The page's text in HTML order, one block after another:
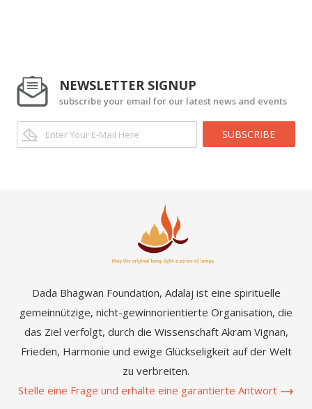
NEWSLETTER SIGNUP
subscribe your email for our latest news and events
SUBSCRIBE
Dada Bhagwan Foundation, Adalaj ist eine spirituelle
gemeinnützige, nicht-gewinnorientierte Organisation, die
das Ziel verfolgt, durch die Wissenschaft Akram Vignan,
Frieden, Harmonie und ewige Glückseligkeit auf der Welt
zu verbreiten.
Stelle eine Frage und erhalte eine garantierte Antwort